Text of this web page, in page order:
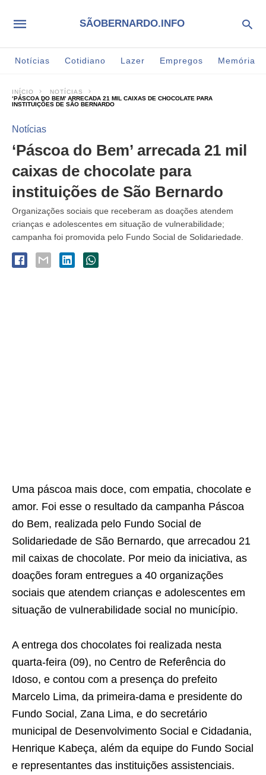
SÃOBERNARDO.INFO
Notícias Cotidiano Lazer Empregos Memória
INÍCIO
NOTÍCIAS
‘PÁSCOA DO BEM’ ARRECADA 21 MIL CAIXAS DE CHOCOLATE PARA
INSTITUIÇÕES DE SÃO BERNARDO
Notícias
‘Páscoa do Bem’ arrecada 21 mil
caixas de chocolate para
instituições de São Bernardo
Organizações sociais que receberam as doações atendem
crianças e adolescentes em situação de vulnerabilidade;
campanha foi promovida pelo Fundo Social de Solidariedade.
Uma páscoa mais doce, com empatia, chocolate e
amor. Foi esse o resultado da campanha Páscoa
do Bem, realizada pelo Fundo Social de
Solidariedade de São Bernardo, que arrecadou 21
mil caixas de chocolate. Por meio da iniciativa, as
doações foram entregues a 40 organizações
sociais que atendem crianças e adolescentes em
situação de vulnerabilidade social no município.
A entrega dos chocolates foi realizada nesta
quarta-feira (09), no Centro de Referência do
Idoso, e contou com a presença do prefeito
Marcelo Lima, da primeira-dama e presidente do
Fundo Social, Zana Lima, e do secretário
municipal de Desenvolvimento Social e Cidadania,
Henrique Kabeça, além da equipe do Fundo Social
e representantes das instituições assistenciais.